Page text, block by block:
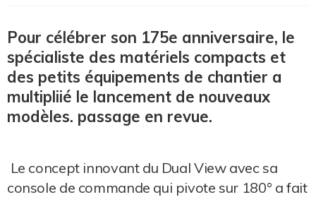
Pour célébrer son 175e anniversaire, le
spécialiste des matériels compacts et
des petits équipements de chantier a
multipliié le lancement de nouveaux
modèles. passage en revue.
Le concept innovant du Dual View avec sa
console de commande qui pivote sur 180° a fait